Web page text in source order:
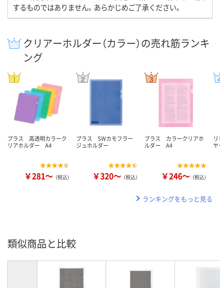
するものではありません。あらかじめご了承ください。
クリアーホルダー（カラー）の売れ筋ランキ
ング
プラス 高透明カラーク
リアホルダー A4
￥281～ （税込）
プラス SWカモフラー
ジュホルダー
￥320～ （税込）
プラス カラークリアホ
ルダー A4
￥246～ （税込）
ヤ
ランキングをもっと見る
類似商品と比較